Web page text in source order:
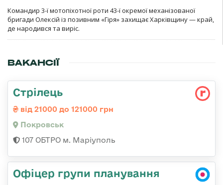
Командир 3-ї мотопіхотної роти 43-ї окремої механізованої
бригади Олексій із позивним «Гіря» захищає Харківщину — край,
де народився та виріс.
ВАКАНСІЇ
Стрілець
від 21000 до 121000 грн
Покровськ
107 ОБТРО м. Маріуполь
Офіцер групи планування